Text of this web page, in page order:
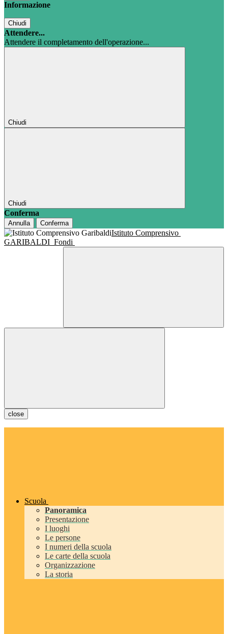
Informazione
Chiudi
Attendere...
Attendere il completamento dell'operazione...
Chiudi
Chiudi
Conferma
Annulla Conferma
Istituto Comprensivo
GARIBALDI Fondi
close
Scuola
Panoramica
Presentazione
I luoghi
Le persone
I numeri della scuola
Le carte della scuola
Organizzazione
La storia